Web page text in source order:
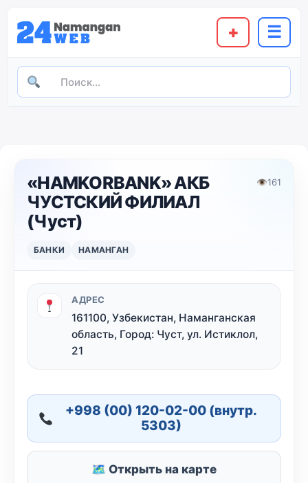
+ ☰
«HAMKORBANK» АКБ
ЧУСТСКИЙ ФИЛИАЛ
(Чуст)
👁161
БАНКИ НАМАНГАН
АДРЕС
161100, Узбекистан, Наманганская
область, Город: Чуст, ул. Истиклол,
21
+998 (00) 120-02-00 (внутр.
5303)
🗺 Открыть на карте